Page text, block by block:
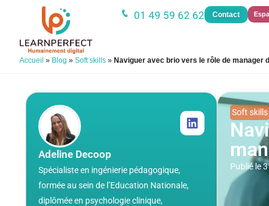
01 49 59 62 62 Contact
Accueil » Blog » Soft skills » Naviguer avec brio vers le rôle de manager
Adeline Decoop
Spécialiste en ingénierie pédagogique,
formée au sein de l’Education Nationale,
diplômée en psychologie clinique,
Soft skills
Publié le